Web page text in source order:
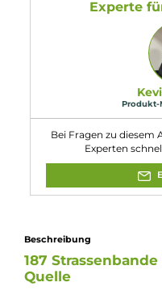
Einordnung nach
H301: Giftig
H412:
mit
Enthält Mental
allergische
Enthält
Experte